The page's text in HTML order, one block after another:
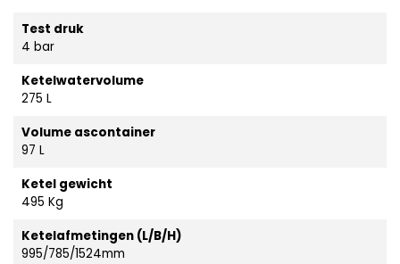
Test druk
4 bar
Ketelwatervolume
275 L
Volume ascontainer
97 L
Ketel gewicht
495 Kg
Ketelafmetingen (L/B/H)
995/785/1524mm